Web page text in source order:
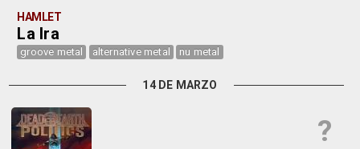
HAMLET
La Ira
groove metal alternative metal nu metal
14 DE MARZO
?